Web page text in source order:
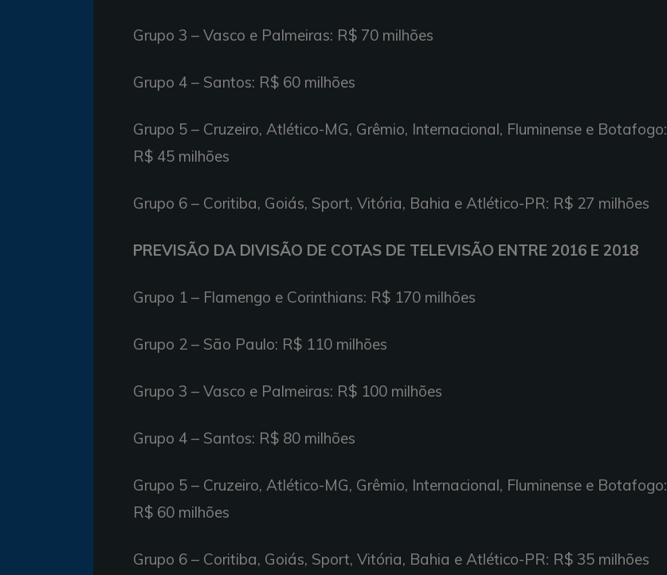
Grupo 3 – Vasco e Palmeiras: R$ 70 milhões
Grupo 4 – Santos: R$ 60 milhões
Grupo 5 – Cruzeiro, Atlético-MG, Grêmio, Internacional, Fluminense e Botafogo:
R$ 45 milhões
Grupo 6 – Coritiba, Goiás, Sport, Vitória, Bahia e Atlético-PR: R$ 27 milhões
PREVISÃO DA DIVISÃO DE COTAS DE TELEVISÃO ENTRE 2016 E 2018
Grupo 1 – Flamengo e Corinthians: R$ 170 milhões
Grupo 2 – São Paulo: R$ 110 milhões
Grupo 3 – Vasco e Palmeiras: R$ 100 milhões
Grupo 4 – Santos: R$ 80 milhões
Grupo 5 – Cruzeiro, Atlético-MG, Grêmio, Internacional, Fluminense e Botafogo:
R$ 60 milhões
Grupo 6 – Coritiba, Goiás, Sport, Vitória, Bahia e Atlético-PR: R$ 35 milhões